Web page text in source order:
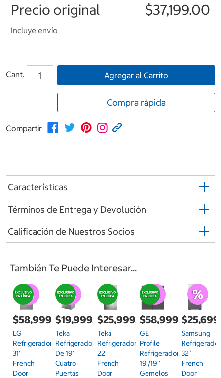
Precio original $37,199.00
Incluye envío
Cant. Agregar al Carrito
Compra rápida
Compartir
Características
Términos de Entrega y Devolución
Calificación de Nuestros Socios
También Te Puede Interesar...
$58,999.00
LG
Refrigerador
31'
French
Door
$19,999.00
Teka
Refrigerador
De 19'
Cuatro
Puertas
$25,999.00
Teka
Refrigerador
22'
French
Door
$58,999.00
GE
Profile
Refrigerador
19'/19''
Gemelos
Samsung
Refrigerador
32´
French
Door